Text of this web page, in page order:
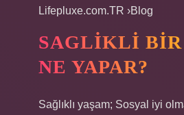
Lifepluxe.com.TR ›Blog
SAGLIKLI BIR
NE YAPAR?
Sağlıklı yaşam; Sosyal iyi